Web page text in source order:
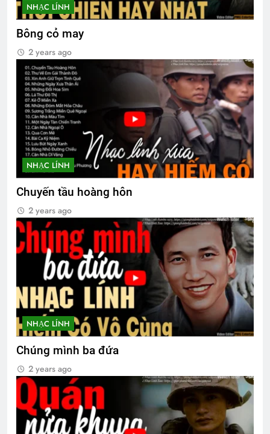
CTBCTY Tập III chương 25
NHẠC LÍNH
Bông cỏ may
2 years ago
NHẠC LÍNH
Chuyến tầu hoàng hôn
2 years ago
NHẠC LÍNH
Chúng mình ba đứa
2 years ago